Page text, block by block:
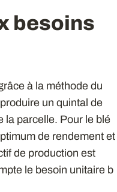
besoins
à la méthode du
un quintal de
la parcelle. Pour le blé
de rendement et
de production est
le besoin unitaire b